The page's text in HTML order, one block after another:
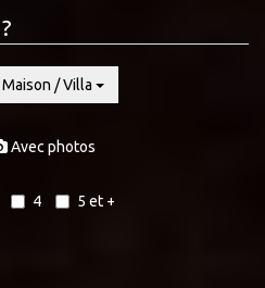
/ Villa
Avec photos
4 5 et +